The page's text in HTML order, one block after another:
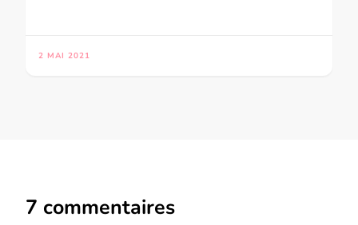
2 MAI 2021
7 commentaires